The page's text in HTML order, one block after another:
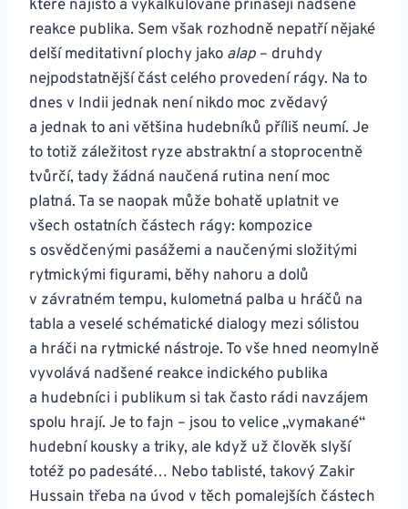
které najisto a vykalkulovaně přinášejí nadšené
reakce publika. Sem však rozhodně nepatří nějaké
delší meditativní plochy jako alap – druhdy
nejpodstatnější část celého provedení rágy. Na to
dnes v Indii jednak není nikdo moc zvědavý
a jednak to ani většina hudebníků příliš neumí. Je
to totiž záležitost ryze abstraktní a stoprocentně
tvůrčí, tady žádná naučená rutina není moc
platná. Ta se naopak může bohatě uplatnit ve
všech ostatních částech rágy: kompozice
s osvědčenými pasážemi a naučenými složitými
rytmickými figurami, běhy nahoru a dolů
v závratném tempu, kulometná palba u hráčů na
tabla a veselé schématické dialogy mezi sólistou
a hráči na rytmické nástroje. To vše hned neomylně
vyvolává nadšené reakce indického publika
a hudebníci i publikum si tak často rádi navzájem
spolu hrají. Je to fajn – jsou to velice „vymakané“
hudební kousky a triky, ale když už člověk slyší
totéž po padesáté… Nebo tablisté, takový Zakir
Hussain třeba na úvod v těch pomalejších částech